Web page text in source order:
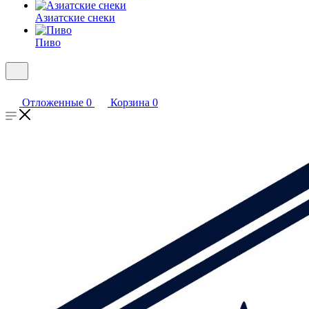
Азиатские снеки
Пиво
Отложенные 0 Корзина 0